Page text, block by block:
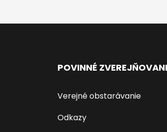
POVINNÉ
Verejné obstarávanie
Odkazy